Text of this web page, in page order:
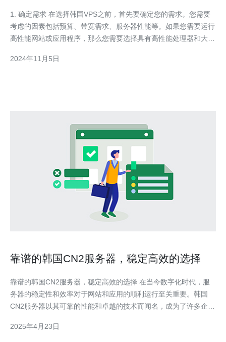
1. 确定需求 在选择韩国VPS之前，首先要确定您的需求。您需要
考虑的因素包括预算、带宽需求、服务器性能等。如果您需要运行
高性能网站或应用程序，那么您需要选择具有高性能处理器和大内
的另一个重要因素。您可以通过查看主机商的网络连接速度和数据
2024年11月5日
靠谱的韩国CN2服务器，稳定高效的选择
靠谱的韩国CN2服务器，稳定高效的选择 在当今数字化时代，服
务器的稳定性和效率对于网站和应用的顺利运行至关重要。韩国
CN2服务器以其可靠的性能和卓越的技术而闻名，成为了许多企业
靠谱的选择。 韩国CN2服务器是基于中国电信骨干网络（CN2）
2025年4月23日